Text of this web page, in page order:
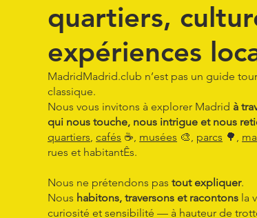
quartiers,
expériences
MadridMadrid.club n’est pas un guide
classique.
Nous vous invitons à explorer Madrid à
qui nous touche, nous intrigue et nous
quartiers,cafés ☕, musées 🎨, parcs 🌳 ,
rues et habitantÊs.
Nous ne prétendons pastout expliquer.
Nous habitons, traversons et racontons la
curiosité et sensibilité — à hauteur de